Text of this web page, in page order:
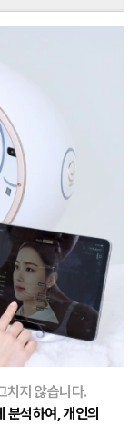
치지 않습니다.
분석하여, 개인의